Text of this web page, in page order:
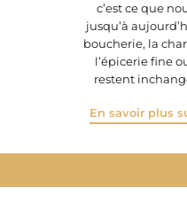
c’est ce que
jusqu’à
boucherie, la
l’épicerie fine
restent
En savoir plus